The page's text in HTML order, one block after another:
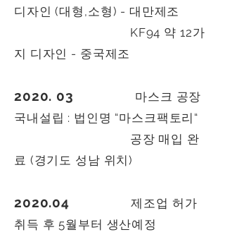
디자인 (대형,소형) - 대만제조
KF94 약 12가
지 디자인 - 중국제조
2020. 03 마스크 공장
국내설립 : 법인명 “마스크팩토리“
공장 매입 완
료 (경기도 성남 위치)
2020.04 제조업 허가
취득 후 5월부터 생산예정